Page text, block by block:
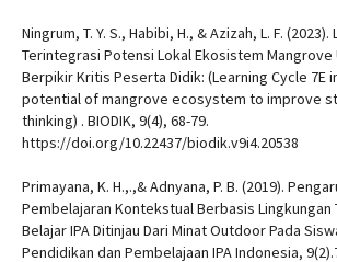
Ningrum, T. Y. S., Habibi, H., & Azizah, L. F.
Terintegrasi Potensi Lokal Ekosistem Mangrove
Berpikir Kritis Peserta Didik: (Learning Cycle 7E
potential of mangrove ecosystem to improve
thinking) . BIODIK, 9(4), 68-79.
https://doi.org/10.22437/biodik.v9i4.20538
Primayana, K. H.,.,& Adnyana, P. B. (2019).
Pembelajaran Kontekstual Berbasis Lingkungan
Belajar IPA Ditinjau Dari Minat Outdoor Pada
Pendidikan dan Pembelajaan IPA Indonesia,